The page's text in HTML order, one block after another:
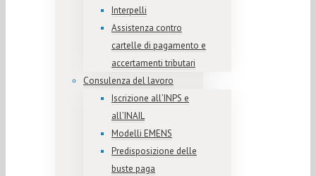
Interpelli
Assistenza contro
cartelle di pagamento e
accertamenti tributari
Consulenza del lavoro
Iscrizione all’INPS e
all’INAIL
Modelli EMENS
Predisposizione delle
buste paga